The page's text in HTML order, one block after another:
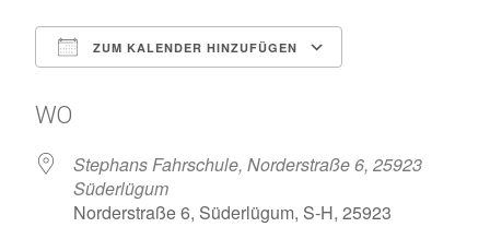
ZUM KALENDER HINZUFÜGEN
WO
Stephans Fahrschule, Norderstraße 6, 25923
Süderlügum
Norderstraße 6, Süderlügum, S-H, 25923